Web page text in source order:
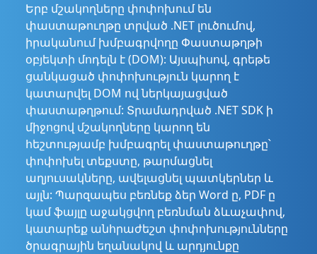
Երբ մշակողները փոփոխում են
փաստաթուղթը տրված .NET լուծումով,
իրականում խմբագրվողը Փաստաթղթի
օբյեկտի մոդելն է (DOM): Այսպիսով, գրեթե
ցանկացած փոփոխություն կարող է
կատարվել DOM ով ներկայացված
փաստաթղթում: Տրամադրված .NET SDK ի
միջոցով մշակողները կարող են
հեշտությամբ խմբագրել փաստաթուղթը՝
փոփոխել տեքստը, թարմացնել
աղյուսակները, ավելացնել պատկերներ և
այլն: Պարզապես բեռնեք ձեր Word ը, PDF ը
կամ ֆայլը աջակցվող բեռնման ձևաչափով,
կատարեք անհրաժեշտ փոփոխությունները
ծրագրային եղանակով և արդյունքը